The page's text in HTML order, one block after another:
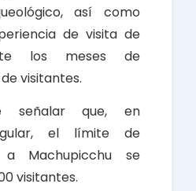
así como
de visita de
los meses de
visitantes.
señalar que, en
el límite de
Machupicchu se
visitantes.